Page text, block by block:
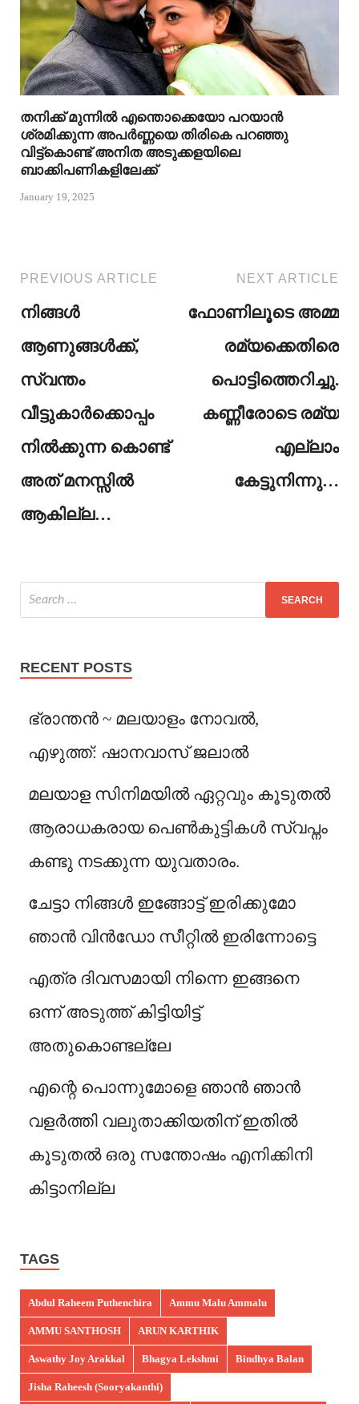
തനിക്ക് മുന്നിൽ എന്തൊക്കെയോ പറയാൻ
ശ്രമിക്കുന്ന അപർണ്ണയെ തിരികെ പറഞ്ഞു
വിട്ട്കൊണ്ട് അനിത അടുക്കളയിലെ
ബാക്കിപണികളിലേക്ക്
January 19, 2025
PREVIOUS ARTICLE
നിങ്ങൾ
ആണുങ്ങൾക്ക്,
സ്വന്തം
വീട്ടുകാർക്കൊപ്പം
നിൽക്കുന്ന കൊണ്ട്
അത് മനസ്സിൽ
ആകില്ല…
NEXT ARTICLE
ഫോണിലൂടെ അമ്മ
രമ്യക്കെതിരെ
പൊട്ടിത്തെറിച്ചു.
കണ്ണീരോടെ രമ്യ
എല്ലാം
കേട്ടുനിന്നു…
RECENT POSTS
ഭ്രാന്തൻ ~ മലയാളം നോവൽ,
എഴുത്ത്: ഷാനവാസ് ജലാൽ
മലയാള സിനിമയിൽ ഏറ്റവും കൂടുതൽ
ആരാധകരായ പെൺകുട്ടികൾ സ്വപ്നം
കണ്ടു നടക്കുന്ന യുവതാരം.
ചേട്ടാ നിങ്ങൾ ഇങ്ങോട്ട് ഇരിക്കുമോ
ഞാൻ വിൻഡോ സീറ്റിൽ ഇരിന്നോട്ടെ
എത്ര ദിവസമായി നിന്നെ ഇങ്ങനെ
ഒന്ന് അടുത്ത് കിട്ടിയിട്ട്
അതുകൊണ്ടല്ലേ
എന്റെ പൊന്നുമോളെ ഞാൻ ഞാൻ
വളർത്തി വലുതാക്കിയതിന് ഇതിൽ
കൂടുതൽ ഒരു സന്തോഷം എനിക്കിനി
കിട്ടാനില്ല
TAGS
Abdul Raheem Puthenchira Ammu Malu Ammalu
AMMU SANTHOSH ARUN KARTHIK
Aswathy Joy Arakkal Bhagya Lekshmi Bindhya Balan
Jisha Raheesh (Sooryakanthi)